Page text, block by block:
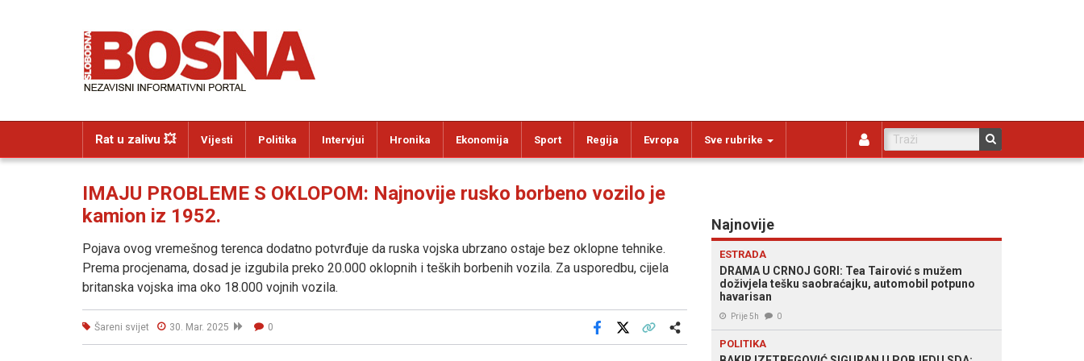
Rat u zalivu 💥 Vijesti Politika Intervjui Hronika Ekonomija Sport Regija Evropa Sve rubrike
IMAJU PROBLEME S OKLOPOM: Najnovije rusko borbeno vozilo je
kamion iz 1952.
Pojava ovog vremešnog terenca dodatno potvrđuje da ruska vojska ubrzano ostaje bez oklopne tehnike.
Prema procjenama, dosad je izgubila preko 20.000 oklopnih i teških borbenih vozila. Za usporedbu, cijela
britanska vojska ima oko 18.000 vojnih vozila.
Šareni svijet 30. Mar. 2025 0
Facebook
Najnovije
ESTRADA
DRAMA U CRNOJ GORI: Tea Tairović s mužem
doživjela tešku saobraćajku, automobil potpuno
havarisan
Prije 5h 0
POLITIKA